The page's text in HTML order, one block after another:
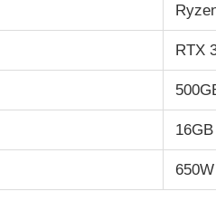
RTX
650W